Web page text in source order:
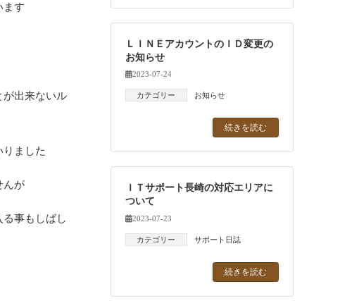
ます
が出来ないル
ました
んが
事もしばし
ＬＩＮＥアカウントのＩＤ変更の
お知らせ
2023-07-24
カテゴリー お知らせ
続きを読む
ＩＴサポート長崎の対応エリアに
ついて
2023-07-23
カテゴリー サポート日誌
続きを読む